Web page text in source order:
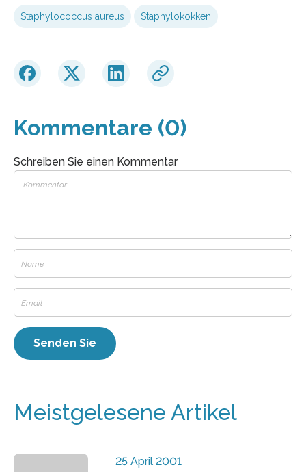
Staphylococcus aureus Staphylokokken
Kommentare (0)
Schreiben Sie einen Kommentar
Meistgelesene Artikel
25 April 2001